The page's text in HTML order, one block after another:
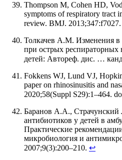
Thompson M, Cohen HD,
symptoms of respiratory tract
review. BMJ.
Толкачев А.М. Изменения в
при острых
детей: Автореф. дис. …
Fokkens WJ, Lund VJ,
paper on rhinosinusitis and
2020;58(Suppl S29):1–464.
Баранов А.А.,
антибиотиков у детей в
Практические
микробиология и
2007;9(3):200–210. ↩